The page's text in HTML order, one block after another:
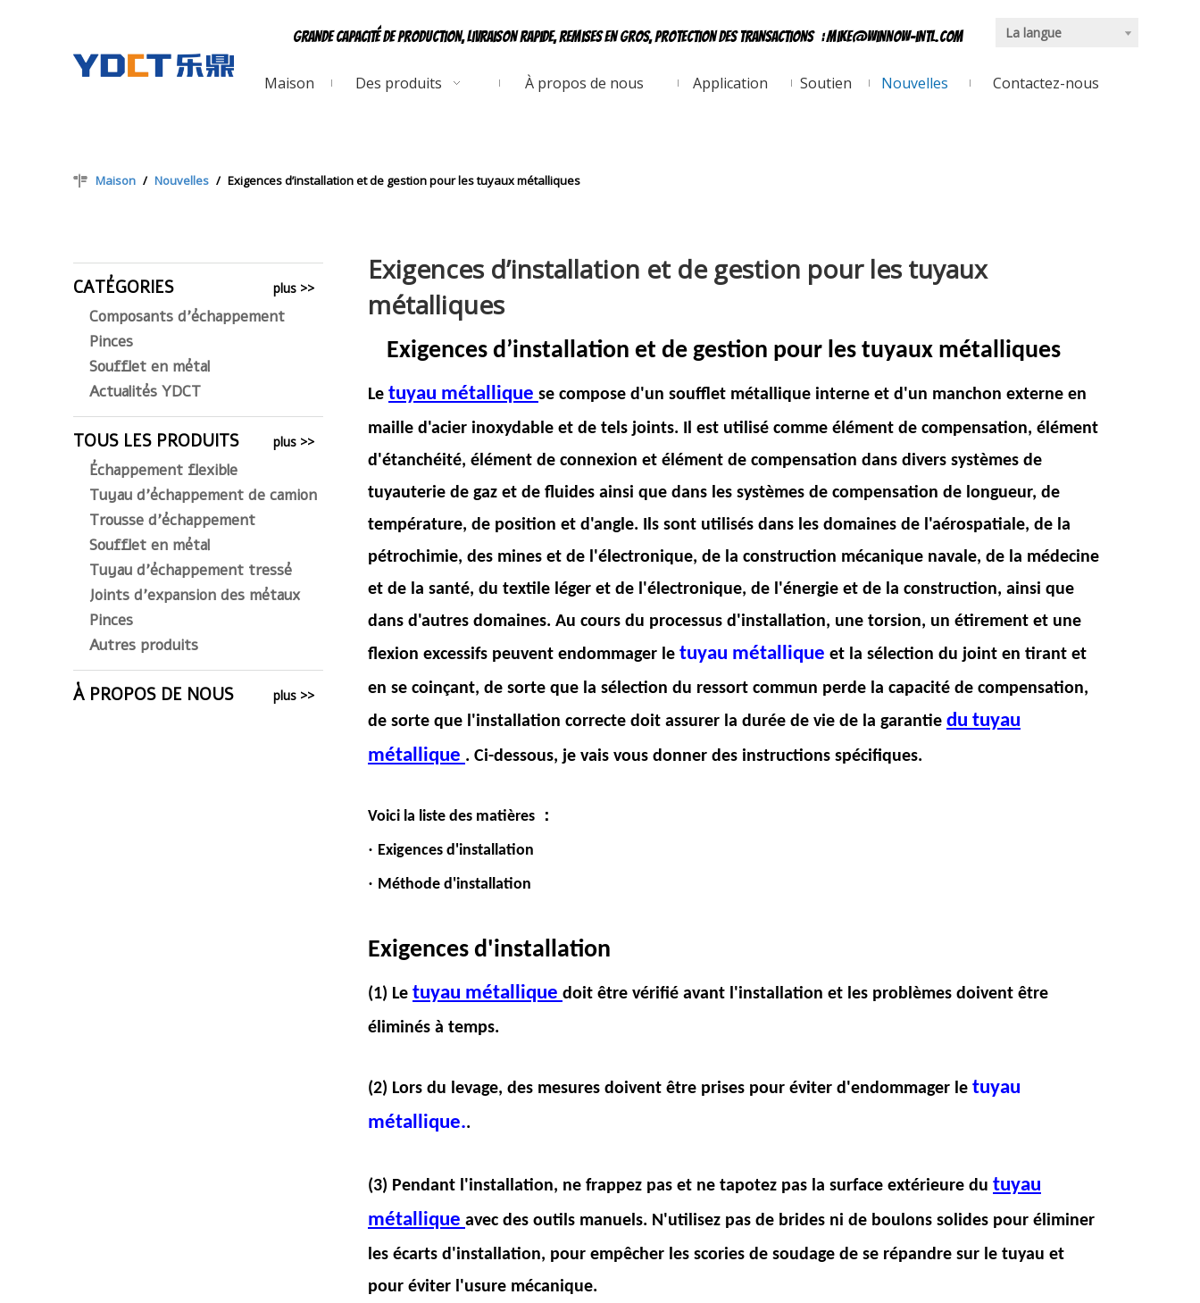
Grande capacité de production, livraison rapide, remises en gros, protection des transactions :mike@winnow-intl.com La langue
Maison Des produits À propos de nous Application Soutien Nouvelles Contactez-nous
Maison / Nouvelles / Exigences d’installation et de gestion pour les tuyaux métalliques
CATÉGORIES plus >>
Composants d'échappement
Pinces
Soufflet en métal
Actualités YDCT
TOUS LES PRODUITS plus >>
Échappement flexible
Tuyau d'échappement de camion
Trousse d'échappement
Soufflet en métal
Tuyau d'échappement tressé
Joints d'expansion des métaux
Pinces
Autres produits
À PROPOS DE NOUS plus >>
Exigences d’installation et de gestion pour les tuyaux
métalliques
Exigences d’installation et de gestion pour les tuyaux métalliques
Le tuyau métallique se compose d'un soufflet métallique interne et d'un manchon externe en
maille d'acier inoxydable et de tels joints. Il est utilisé comme élément de compensation, élément
d'étanchéité, élément de connexion et élément de compensation dans divers systèmes de
tuyauterie de gaz et de fluides ainsi que dans les systèmes de compensation de longueur, de
température, de position et d'angle. Ils sont utilisés dans les domaines de l'aérospatiale, de la
pétrochimie, des mines et de l'électronique, de la construction mécanique navale, de la médecine
et de la santé, du textile léger et de l'électronique, de l'énergie et de la construction, ainsi que
dans d'autres domaines. Au cours du processus d'installation, une torsion, un étirement et une
flexion excessifs peuvent endommager le tuyau métallique et la sélection du joint en tirant et
en se coinçant, de sorte que la sélection du ressort commun perde la capacité de compensation,
de sorte que l'installation correcte doit assurer la durée de vie de la garantie du tuyau
métallique . Ci-dessous, je vais vous donner des instructions spécifiques.
Voici la liste des matières
：
· Exigences d'installation
· Méthode d'installation
Exigences d'installation
(1) Le tuyau métallique doit être vérifié avant l'installation et les problèmes doivent être
éliminés à temps.
(2) Lors du levage, des mesures doivent être prises pour éviter d'endommager le tuyau
métallique..
(3) Pendant l'installation, ne frappez pas et ne tapotez pas la surface extérieure du tuyau
métallique avec des outils manuels. N'utilisez pas de brides ni de boulons solides pour éliminer
les écarts d'installation, pour empêcher les scories de soudage de se répandre sur le tuyau et
pour éviter l'usure mécanique.